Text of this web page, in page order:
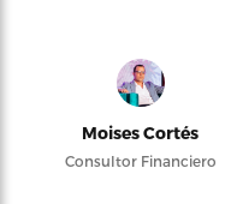
Moises Cortés
Consultor Financiero